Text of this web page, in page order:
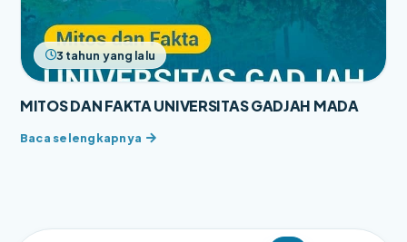
3 tahun yang lalu
MITOS DAN FAKTA UNIVERSITAS GADJAH MADA